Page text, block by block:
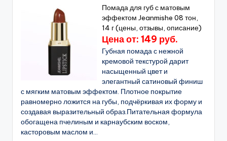
Помада для губ с матовым
эффектом Jeanmishe 08 тон,
14 г (цены, отзывы, описание)
Цена от: 149 руб.
Губная помада с нежной
кремовой текстурой дарит
насыщенный цвет и
элегантный сатиновый финиш
с мягким матовым эффектом. Плотное покрытие
равномерно ложится на губы, подчёркивая их форму и
создавая выразительный образ.Питательная формула
обогащена пчелиным и карнаубским воском,
касторовым маслом и...